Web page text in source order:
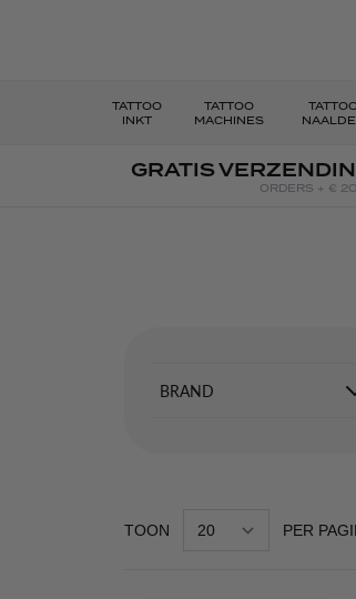
TATTOO
INKT
TATTOO
MACHINES
GRATIS
ORDERS + €
BRAND
TOON PER